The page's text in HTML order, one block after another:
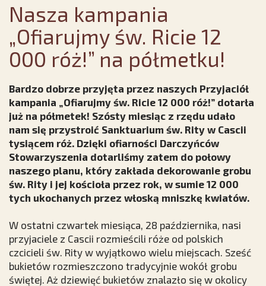
Nasza kampania
„Ofiarujmy św. Ricie 12
000 róż!” na półmetku!
Bardzo dobrze przyjęta przez naszych Przyjaciół
kampania „Ofiarujmy św. Ricie 12 000 róż!” dotarła
już na półmetek! Szósty miesiąc z rzędu udało
nam się przystroić Sanktuarium św. Rity w Cascii
tysiącem róż. Dzięki ofiarności Darczyńców
Stowarzyszenia dotarliśmy zatem do połowy
naszego planu, który zakłada dekorowanie grobu
św. Rity i jej kościoła przez rok, w sumie 12 000
tych ukochanych przez włoską mniszkę kwiatów.
W ostatni czwartek miesiąca, 28 października, nasi
przyjaciele z Cascii rozmieścili róże od polskich
czcicieli św. Rity w wyjątkowo wielu miejscach. Sześć
bukietów rozmieszczono tradycyjnie wokół grobu
świętej. Aż dziewięć bukietów znalazło się w okolicy